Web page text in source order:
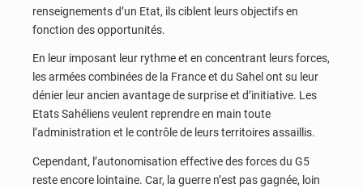
renseignements d’un Etat, ils ciblent leurs objectifs en
fonction des opportunités.
En leur imposant leur rythme et en concentrant leurs forces,
les armées combinées de la France et du Sahel ont su leur
dénier leur ancien avantage de surprise et d’initiative. Les
Etats Sahéliens veulent reprendre en main toute
l’administration et le contrôle de leurs territoires assaillis.
Cependant, l’autonomisation effective des forces du G5
reste encore lointaine. Car, la guerre n’est pas gagnée, loin